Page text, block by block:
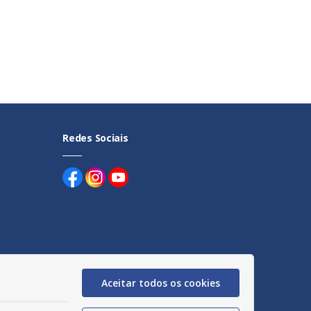
Redes Sociais
Aceitar todos os cookies